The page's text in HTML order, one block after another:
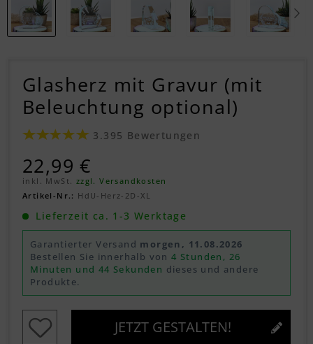
Glasherz mit Gravur (mit
Beleuchtung optional)
3.395 Bewertungen
22,99 €
inkl. MwSt. zzgl. Versandkosten
Artikel-Nr.: HdU-Herz-2D-XL
Lieferzeit ca. 1-3 Werktage
Garantierter Versand morgen, 11.08.2026
Bestellen Sie innerhalb von4 Stunden, 26
Minuten und 43 Sekunden dieses und andere
Produkte.
JETZT GESTALTEN!